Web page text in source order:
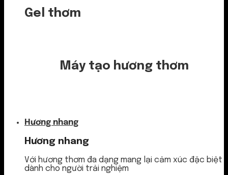
Gel thơm
Máy tạo hương thơm
Hương nhang
Hương nhang
Với hương thơm đa dạng mang lại cảm xúc đặc biệt
dành cho người trải nghiệm